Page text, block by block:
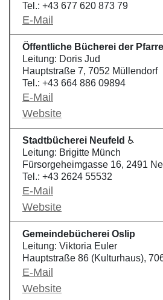
Tel.: +43 677 620 873 79
E-Mail
Öffentliche Bücherei der
Leitung: Doris Jud
Hauptstraße 7, 7052 Müllendorf
Tel.: +43 664 886 09894
E-Mail
Website
Stadtbücherei Neufeld ♿
Leitung: Brigitte Münch
Fürsorgeheimgasse 16, 2491
Tel.: +43 2624 55532
E-Mail
Website
Gemeindebücherei Oslip
Leitung: Viktoria Euler
Hauptstraße 86 (Kulturhaus),
E-Mail
Website